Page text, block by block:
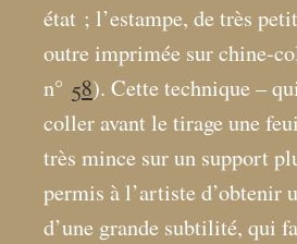
état ; l’estampe, de très
outre imprimée sur chine-
n° 58). Cette technique –
coller avant le tirage une
très mince sur un support
permis à l’artiste d’obtenir
d’une grande subtilité, qui